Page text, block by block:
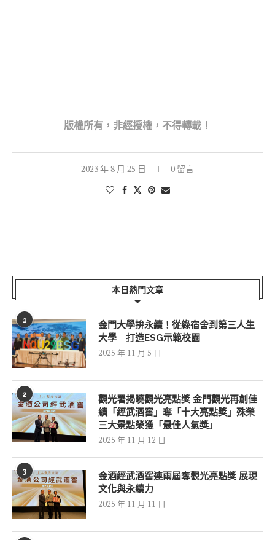
版權所有，非經授權，不得轉載！
2023 年 8 月 25 日 0 留言
本日熱門文章
1
金門大學拚永續！從綠宿舍到第三人生
大學 打造ESG示範校園
2025 年 11 月 5 日
2
觀光署揭曉觀光亮點獎 金門觀光再創佳
績「經武酒窖」奪「十大亮點獎」殊榮
三大景點榮獲「最佳人氣獎」
2025 年 11 月 12 日
3
金酒經武酒窖連兩屆奪觀光亮點獎 展現
文化與永續力
2025 年 11 月 11 日